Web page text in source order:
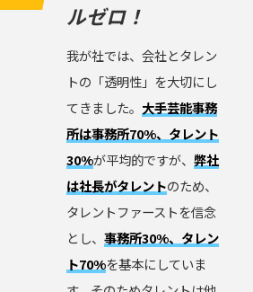
ルゼロ！
我が社では、会社とタレン
トの「透明性」を大切にし
てきました。 大手芸能事務
所は事務所70%、タレント
30%が平均的ですが、弊社
は社長がタレントのため、
タレントファーストを信念
とし、事務所30%、タレン
ト70%を基本にしていま